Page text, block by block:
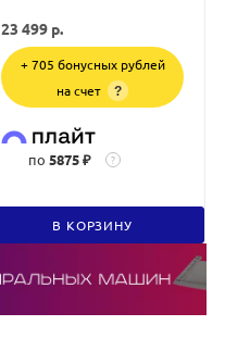
23 499 р.
+ 705 бонусных рублей
на счет
?
по 5875 ₽ ?
В КОРЗИНУ